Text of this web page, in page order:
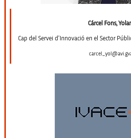
Cárcel Fons,
Cap del Servei d’Innovació en el Sector